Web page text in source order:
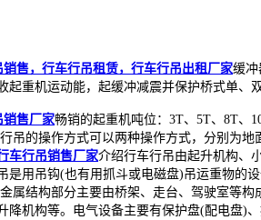
售，行车行吊租赁，行车行吊出租厂家缓冲
起重机运动能，起缓冲减震并保护桥式单、
销售厂家畅销的起重机吨位：3T、5T、8T、
吊的操作方式可以两种操作方式，分别为
车行吊销售厂家介绍行车行吊由起升机构、
是用吊钩(也有用抓斗或电磁盘)吊运重物的
属结构部分主要由桥架、走台、驾驶室等
降机构等。电气设备主要有保护盘(配电盘)